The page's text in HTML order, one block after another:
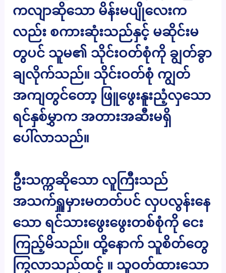
ကလျာဆိုသော မိန်းမပျိုလေးက
လည်း စကားဆုံးသည်နှင့် မဆိုင်းမ
တွပင် သူမ၏ သိုင်းဝတ်စုံကို ချွတ်ခွာ
ချလိုက်သည်။ သိုင်းဝတ်စုံ ကျွတ်
အကျတွင်တော့ ဖြူဖွေးနူးညံ့လှသော
ရင်နှစ်မွှာက အတားအဆီးမရှိ
ပေါ်လာသည်။
ဦးသက္ကဆိုသော လူကြီးသည်
အသက်ရှူမှားမတတ်ပင် လှပလွန်းနေ
သော ရင်သားဖွေးဖွေးတစ်စုံကို ငေး
ကြည့်မိသည်။ ထို့နောက် သူစိတ်တွေ
ကြွလာသည်ထင့် ။ သူဝတ်ထားသော